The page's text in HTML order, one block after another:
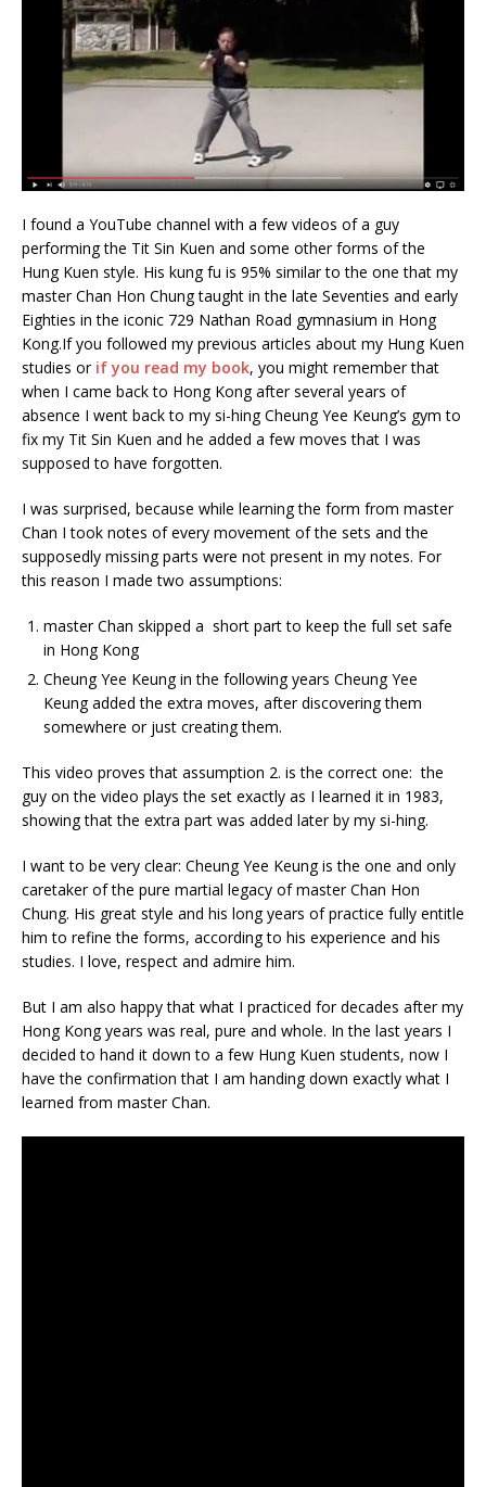
I found a YouTube channel with a few videos of a guy
performing the Tit Sin Kuen and some other forms of the
Hung Kuen style. His kung fu is 95% similar to the one that my
master Chan Hon Chung taught in the late Seventies and early
Eighties in the iconic 729 Nathan Road gymnasium in Hong
Kong.If you followed my previous articles about my Hung Kuen
studies or if you read my book, you might remember that
when I came back to Hong Kong after several years of
absence I went back to my si-hing Cheung Yee Keung’s gym to
fix my Tit Sin Kuen and he added a few moves that I was
supposed to have forgotten.
I was surprised, because while learning the form from master
Chan I took notes of every movement of the sets and the
supposedly missing parts were not present in my notes. For
this reason I made two assumptions:
master Chan skipped a short part to keep the full set safe
in Hong Kong
Cheung Yee Keung in the following years Cheung Yee
Keung added the extra moves, after discovering them
somewhere or just creating them.
This video proves that assumption 2. is the correct one: the
guy on the video plays the set exactly as I learned it in 1983,
showing that the extra part was added later by my si-hing.
I want to be very clear: Cheung Yee Keung is the one and only
caretaker of the pure martial legacy of master Chan Hon
Chung. His great style and his long years of practice fully entitle
him to refine the forms, according to his experience and his
studies. I love, respect and admire him.
But I am also happy that what I practiced for decades after my
Hong Kong years was real, pure and whole. In the last years I
decided to hand it down to a few Hung Kuen students, now I
have the confirmation that I am handing down exactly what I
learned from master Chan.